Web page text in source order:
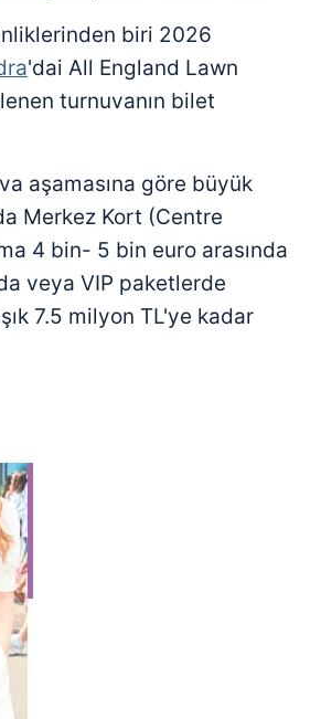
biri 2026
'dai All England Lawn
turnuvanın bilet
aşamasına göre büyük
Merkez Kort (Centre
4 bin- 5 bin euro arasında
veya VIP paketlerde
7.5 milyon TL'ye kadar